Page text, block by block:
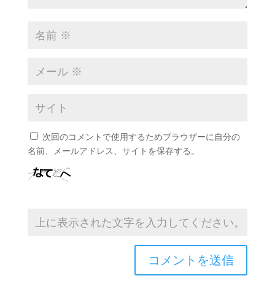
次回のコメントで使用するためブラウザーに自分の
名前、メールアドレス、サイトを保存する。